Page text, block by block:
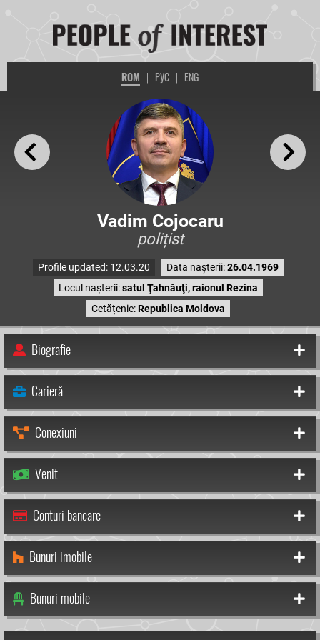
ROM | РУС | ENG
Vadim Cojocaru
polițist
Profile updated: 12.03.20 Data nașterii:26.04.1969
Locul nașterii:satul Ţahnăuţi, raionul Rezina
Cetățenie:Republica Moldova
Biografie
Carieră
Conexiuni
Venit
Conturi bancare
Bunuri imobile
Bunuri mobile